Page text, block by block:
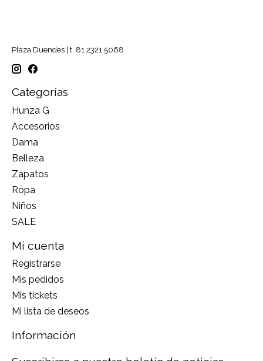
Plaza Duendes | t. 81 2321 5068
Categorías
Hunza G
Accesorios
Dama
Belleza
Zapatos
Ropa
Niños
SALE
Mi cuenta
Registrarse
Mis pedidos
Mis tickets
Mi lista de deseos
Información